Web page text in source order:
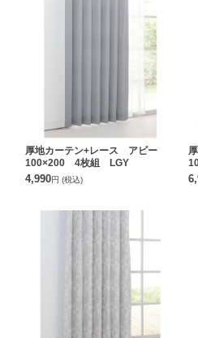
厚地カーテン+レース アビー
100×200 4枚組 LGY
4,990円 (税込)